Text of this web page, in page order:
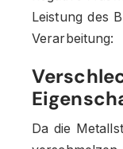
Leistung des
Verarbeitung:
Da die